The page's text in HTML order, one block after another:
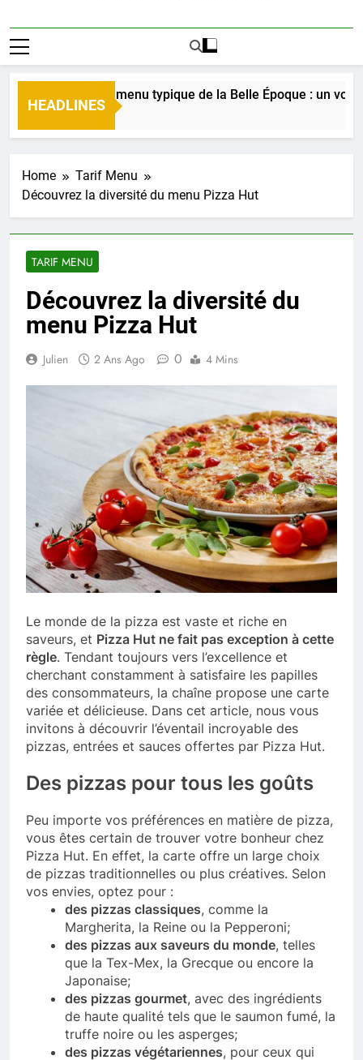
HEADLINES
Découverte du menu typique de la Belle Époque : un
2 Jours Ago
Home
Tarif Menu
Découvrez la diversité du menu Pizza Hut
TARIF MENU
Découvrez la diversité du
menu Pizza Hut
Julien 2 Ans Ago 0 4 Mins
Le monde de la pizza est vaste et riche en
saveurs, et Pizza Hut ne fait pas exception à cette
règle. Tendant toujours vers l’excellence et
cherchant constamment à satisfaire les papilles
des consommateurs, la chaîne propose une carte
variée et délicieuse. Dans cet article, nous vous
invitons à découvrir l’éventail incroyable des
pizzas, entrées et sauces offertes par Pizza Hut.
Des pizzas pour tous les goûts
Peu importe vos préférences en matière de pizza,
vous êtes certain de trouver votre bonheur chez
Pizza Hut. En effet, la carte offre un large choix
de pizzas traditionnelles ou plus créatives. Selon
vos envies, optez pour :
des pizzas classiques, comme la
Margherita, la Reine ou la Pepperoni;
des pizzas aux saveurs du monde, telles
que la Tex-Mex, la Grecque ou encore la
Japonaise;
des pizzas gourmet, avec des ingrédients
de haute qualité tels que le saumon fumé, la
truffe noire ou les asperges;
des pizzas végétariennes, pour ceux qui